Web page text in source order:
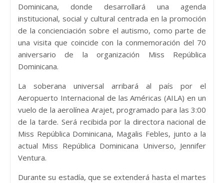
Dominicana, donde desarrollará una agenda
institucional, social y cultural centrada en la promoción
de la concienciación sobre el autismo, como parte de
una visita que coincide con la conmemoración del 70
aniversario de la organización Miss República
Dominicana.
La soberana universal arribará al país por el
Aeropuerto Internacional de las Américas (AILA) en un
vuelo de la aerolínea Arajet, programado para las 3:00
de la tarde. Será recibida por la directora nacional de
Miss República Dominicana, Magalis Febles, junto a la
actual Miss República Dominicana Universo, Jennifer
Ventura.
Durante su estadía, que se extenderá hasta el martes